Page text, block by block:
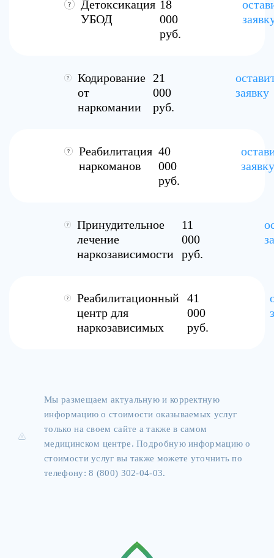
Детоксикация
УБОД
18
000
руб.
Кодирование
от
наркомании
21
000
руб.
заявку
Реабилитация
наркоманов
40
000
руб.
заявку
Принудительное
лечение
наркозависимости
11
000
руб.
Реабилитационный
центр для
наркозависимых
41
000
руб.
Мы размещаем актуальную и корректную
информацию о стоимости оказываемых услуг
только на своем сайте а также в самом
медицинском центре. Подробную информацию о
стоимости услуг вы также можете уточнить по
телефону: 8 (800) 302-04-03.